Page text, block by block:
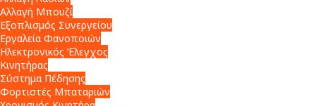
Αλλαγή Μπουζί
Εξοπλισμός Συνεργείου
Εργαλεία Φανοποιών
Ηλεκτρονικός Έλεγχος
Κινητήρας
Σύστημα Πέδησης
Φορτιστές Μπαταριών